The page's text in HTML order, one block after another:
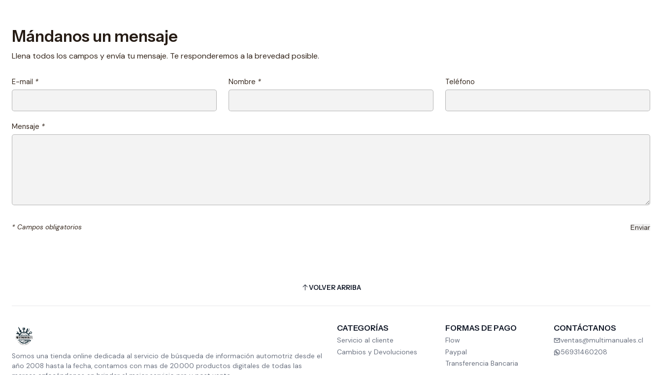
Mándanos un mensaje
Llena todos los campos y envía tu mensaje. Te responderemos a la brevedad posible.
E-mail * Nombre * Teléfono
Mensaje *
* Campos obligatorios
VOLVER ARRIBA
Somos una tienda online dedicada al servicio de búsqueda de información automotriz desde el
año 2008 hasta la fecha, contamos con mas de 20.000 productos digitales de todas las
CATEGORÍAS
Servicio al cliente
Cambios y Devoluciones
FORMAS DE PAGO
Flow
Paypal
Transferencia Bancaria
CONTÁCTANOS
ventas@multimanuales.cl
56931460208